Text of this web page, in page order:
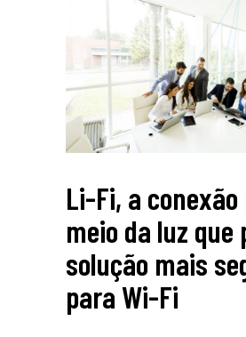
Li-Fi, a conexão
meio da luz que
solução mais
para Wi-Fi